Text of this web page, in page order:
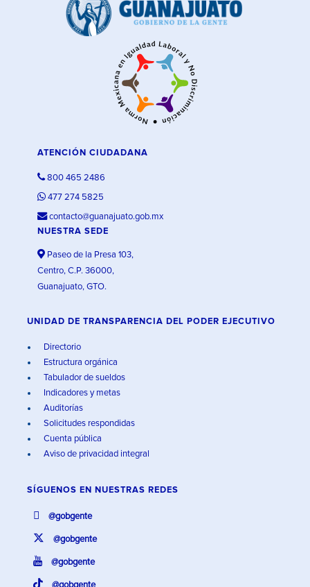
ATENCIÓN CIUDADANA
800 465 2486
477 274 5825
contacto@guanajuato.gob.mx
NUESTRA SEDE
Paseo de la Presa 103,
Centro, C.P. 36000,
Guanajuato, GTO.
UNIDAD DE TRANSPARENCIA DEL PODER EJECUTIVO
Directorio
Estructura orgánica
Tabulador de sueldos
Indicadores y metas
Auditorías
Solicitudes respondidas
Cuenta pública
Aviso de privacidad integral
SÍGUENOS EN NUESTRAS REDES
@gobgente
@gobgente
@gobgente
@gobgente